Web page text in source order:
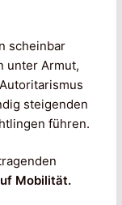
scheinbar
unter Armut,
steigenden
führen.
Mobilität.